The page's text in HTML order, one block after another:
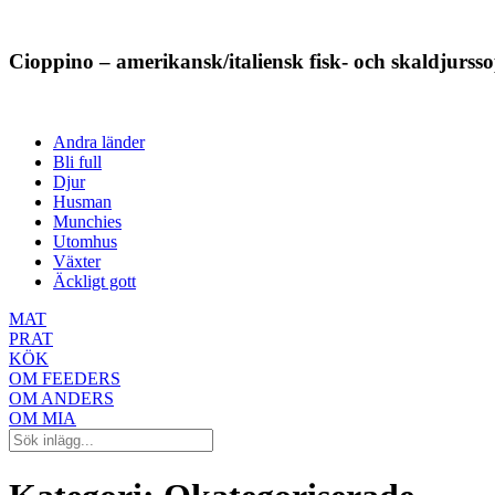
Cioppino – amerikansk/italiensk fisk- och
Andra länder
Bli full
Djur
Husman
Munchies
Utomhus
Växter
Äckligt gott
MAT
PRAT
KÖK
OM FEEDERS
OM ANDERS
OM MIA